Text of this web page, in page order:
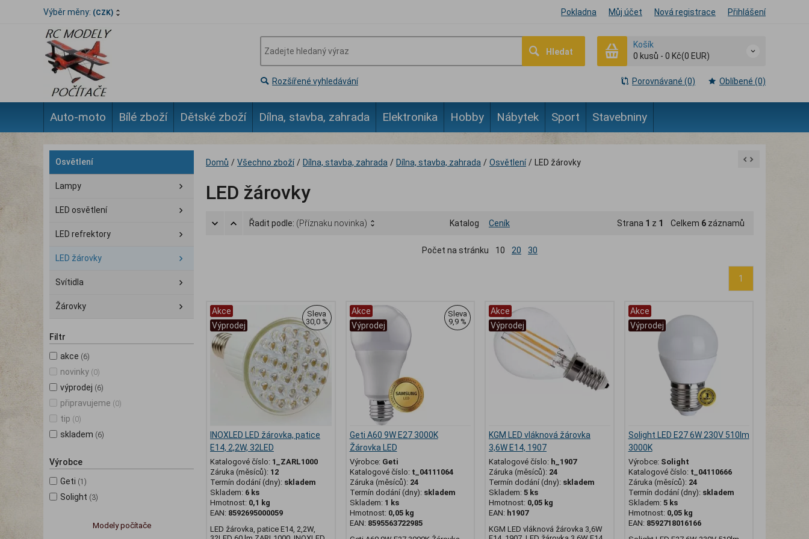
Výběr měny: (CZK) Pokladna Můj účet Nová registrace Přihlášení
Hledat
Košík
0 kusů - 0 Kč(0 EUR)
Rozšířené vyhledávání Porovnávané (0) Oblíbené (0)
Auto-moto Bílé zboží Dětské zboží Dílna, stavba, zahrada Elektronika Hobby Nábytek Sport Stavebniny
Osvětlení
Lampy
LED osvětlení
LED refrektory
LED žárovky
Svítidla
Žárovky
Filtr
akce (6)
novinky (0)
výprodej (6)
připravujeme (0)
tip (0)
skladem (6)
Výrobce
Geti (1)
Solight (3)
Modely počítače
Domů / Všechno zboží / Dílna, stavba, zahrada / Dílna, stavba, zahrada / Osvětlení / LED žárovky
LED žárovky
Řadit podle: (Příznaku novinka) Katalog Ceník Strana 1 z 1 Celkem 6 záznamů
Počet na stránku 10 20 30
1
Akce
Výprodej
Sleva
30,0 %
INOXLED LED žárovka, patice
E14, 2,2W, 32LED
Katalogové číslo: 1_ZARL1000
Záruka (měsíců): 12
Termín dodání (dny): skladem
Skladem: 6 ks
Hmotnost: 0,1 kg
EAN: 8592695000059
LED žárovka, patice E14, 2,2W,
Akce
Výprodej
Sleva
9,9 %
Geti A60 9W E27 3000K
Žárovka LED
Výrobce: Geti
Katalogové číslo: t_04111064
Záruka (měsíců): 24
Termín dodání (dny): skladem
Skladem: 1 ks
Hmotnost: 0,05 kg
EAN: 8595563722985
Akce
Výprodej
KGM LED vláknová žárovka
3,6W E14, 1907
Katalogové číslo: h_1907
Záruka (měsíců): 24
Termín dodání (dny): skladem
Skladem: 5 ks
Hmotnost: 0,05 kg
EAN: h1907
KGM LED vláknová žárovka 3,6W
Akce
Výprodej
Solight LED E27 6W 230V 510lm
3000K
Výrobce: Solight
Katalogové číslo: t_04110666
Záruka (měsíců): 24
Termín dodání (dny): skladem
Skladem: 5 ks
Hmotnost: 0,05 kg
EAN: 8592718016166